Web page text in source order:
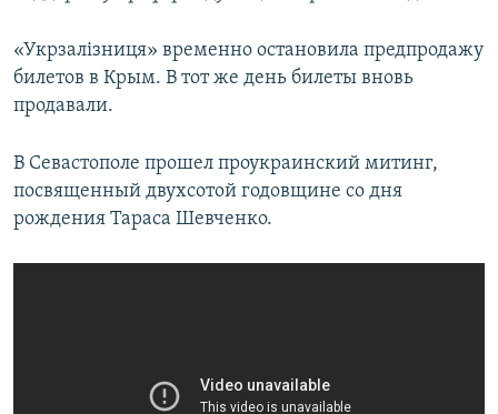
«Укрзалізниця» временно остановила предпродажу
билетов в Крым. В тот же день билеты вновь
продавали.
В Севастополе прошел проукраинский митинг,
посвященный двухсотой годовщине со дня
рождения Тараса Шевченко.